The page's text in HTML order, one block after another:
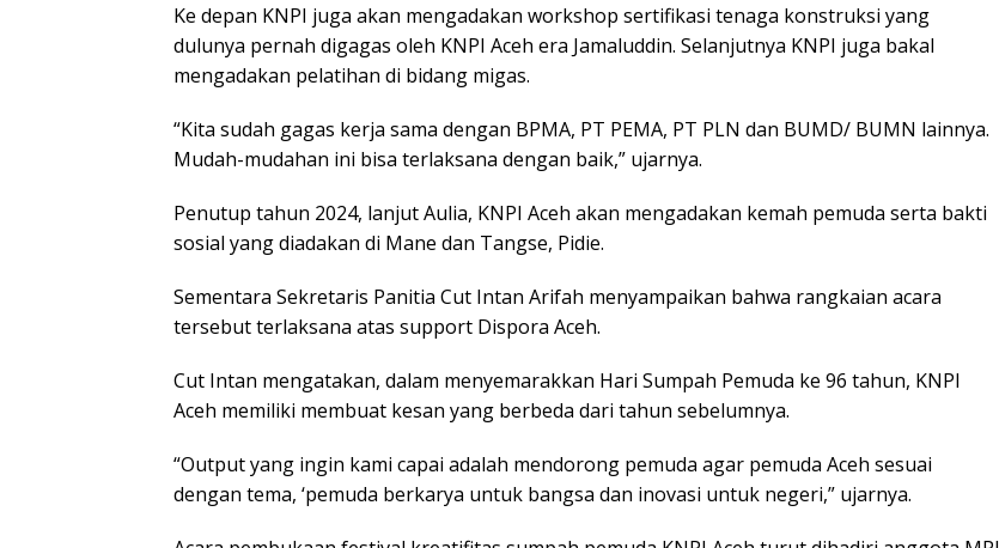
Ke depan KNPI juga akan mengadakan workshop sertifikasi tenaga konstruksi yang
dulunya pernah digagas oleh KNPI Aceh era Jamaluddin. Selanjutnya KNPI juga bakal
mengadakan pelatihan di bidang migas.
“Kita sudah gagas kerja sama dengan BPMA, PT PEMA, PT PLN dan BUMD/ BUMN lainnya.
Mudah-mudahan ini bisa terlaksana dengan baik,” ujarnya.
Penutup tahun 2024, lanjut Aulia, KNPI Aceh akan mengadakan kemah pemuda serta bakti
sosial yang diadakan di Mane dan Tangse, Pidie.
Sementara Sekretaris Panitia Cut Intan Arifah menyampaikan bahwa rangkaian acara
tersebut terlaksana atas support Dispora Aceh.
Cut Intan mengatakan, dalam menyemarakkan Hari Sumpah Pemuda ke 96 tahun, KNPI
Aceh memiliki membuat kesan yang berbeda dari tahun sebelumnya.
“Output yang ingin kami capai adalah mendorong pemuda agar pemuda Aceh sesuai
dengan tema, ‘pemuda berkarya untuk bangsa dan inovasi untuk negeri,” ujarnya.